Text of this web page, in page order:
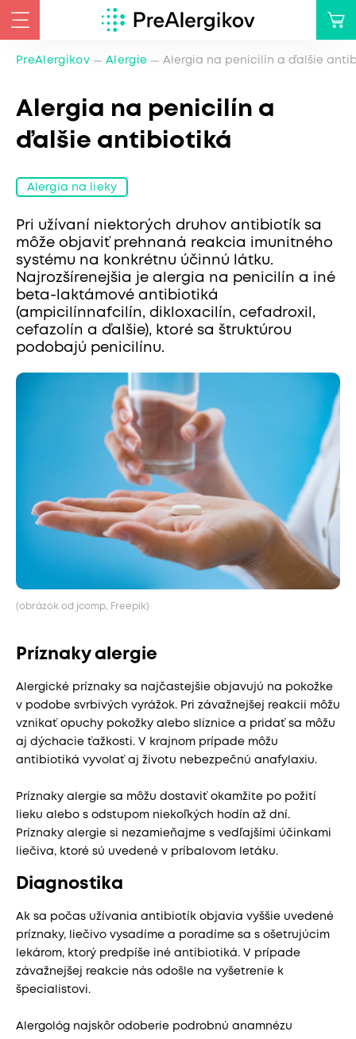
PreAlergikov Alergie Alergia na penicilín a ďalšie
Alergia na penicilín a
ďalšie antibiotiká
Alergia na lieky
Pri užívaní niektorých druhov antibiotík sa
môže objaviť prehnaná reakcia imunitného
systému na konkrétnu účinnú látku.
Najrozšírenejšia je alergia na penicilín a iné
beta-laktámové antibiotiká
(ampicilínnafcilín, dikloxacilín, cefadroxil,
cefazolín a ďalšie), ktoré sa štruktúrou
podobajú penicilínu.
(obrázok od jcomp, Freepik)
Príznaky alergie
Alergické príznaky sa najčastejšie objavujú na pokožke
v podobe svrbivých vyrážok. Pri závažnejšej reakcii môžu
vznikať opuchy pokožky alebo sliznice a pridať sa môžu
aj dýchacie ťažkosti. V krajnom prípade môžu
antibiotiká vyvolať aj životu nebezpečnú anafylaxiu.
Príznaky alergie sa môžu dostaviť okamžite po požití
lieku alebo s odstupom niekoľkých hodín až dní.
Príznaky alergie si nezamieňajme s vedľajšími účinkami
liečiva, ktoré sú uvedené v príbalovom letáku.
Diagnostika
Ak sa počas užívania antibiotík objavia vyššie uvedené
príznaky, liečivo vysadíme a poradíme sa s ošetrujúcim
lekárom, ktorý predpíše iné antibiotiká. V prípade
závažnejšej reakcie nás odošle na vyšetrenie k
špecialistovi.
Alergológ najskôr odoberie podrobnú anamnézu